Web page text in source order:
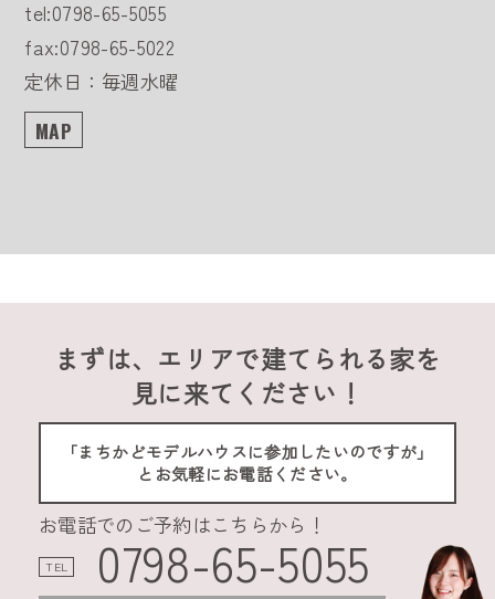
tel:0798-65-5055
fax:0798-65-5022
定休日：毎週水曜
MAP
まずは、エリアで建てられる家を
見に来てください！
「まちかどモデルハウスに参加したいのですが」
とお気軽にお電話ください。
お電話でのご予約はこちらから！
TEL 0798-65-5055